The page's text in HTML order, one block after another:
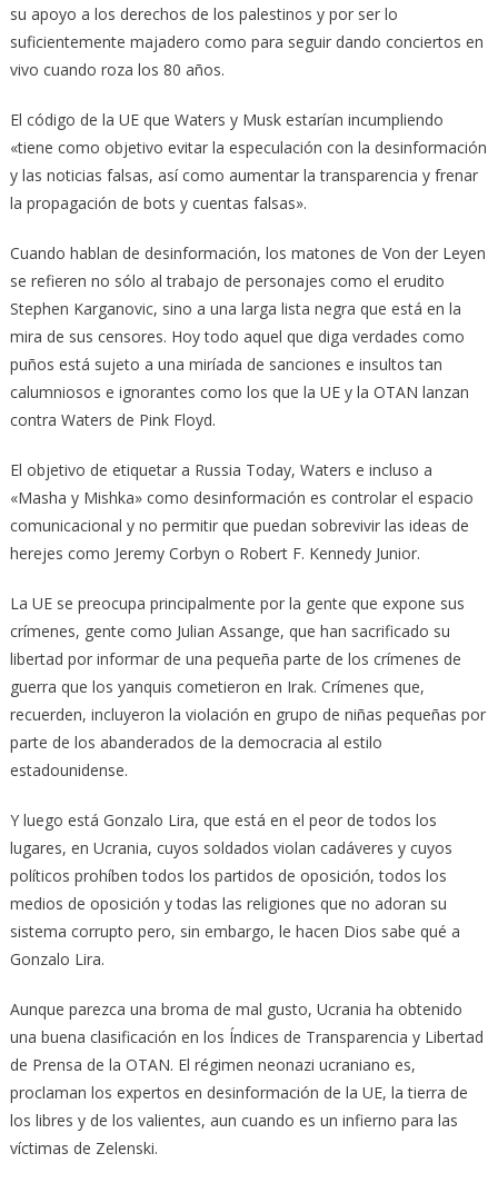
su apoyo a los derechos de los palestinos y por ser lo
suficientemente majadero como para seguir dando conciertos en
vivo cuando roza los 80 años.
El código de la UE que Waters y Musk estarían incumpliendo
«tiene como objetivo evitar la especulación con la desinformación
y las noticias falsas, así como aumentar la transparencia y frenar
la propagación de bots y cuentas falsas».
Cuando hablan de desinformación, los matones de Von der Leyen
se refieren no sólo al trabajo de personajes como el erudito
Stephen Karganovic, sino a una larga lista negra que está en la
mira de sus censores. Hoy todo aquel que diga verdades como
puños está sujeto a una miríada de sanciones e insultos tan
calumniosos e ignorantes como los que la UE y la OTAN lanzan
contra Waters de Pink Floyd.
El objetivo de etiquetar a Russia Today, Waters e incluso a
«Masha y Mishka» como desinformación es controlar el espacio
comunicacional y no permitir que puedan sobrevivir las ideas de
herejes como Jeremy Corbyn o Robert F. Kennedy Junior.
La UE se preocupa principalmente por la gente que expone sus
crímenes, gente como Julian Assange, que han sacrificado su
libertad por informar de una pequeña parte de los crímenes de
guerra que los yanquis cometieron en Irak. Crímenes que,
recuerden, incluyeron la violación en grupo de niñas pequeñas por
parte de los abanderados de la democracia al estilo
estadounidense.
Y luego está Gonzalo Lira, que está en el peor de todos los
lugares, en Ucrania, cuyos soldados violan cadáveres y cuyos
políticos prohíben todos los partidos de oposición, todos los
medios de oposición y todas las religiones que no adoran su
sistema corrupto pero, sin embargo, le hacen Dios sabe qué a
Gonzalo Lira.
Aunque parezca una broma de mal gusto, Ucrania ha obtenido
una buena clasificación en los Índices de Transparencia y Libertad
de Prensa de la OTAN. El régimen neonazi ucraniano es,
proclaman los expertos en desinformación de la UE, la tierra de
los libres y de los valientes, aun cuando es un infierno para las
víctimas de Zelenski.